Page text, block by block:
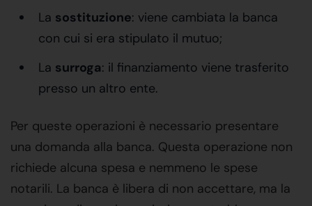
La sostituzione: viene cambiata la banca
con cui si era stipulato il mutuo;
La surroga: il finanziamento viene trasferito
presso un altro ente.
Per queste operazioni è necessario presentare
una domanda alla banca. Questa operazione non
richiede alcuna spesa e nemmeno le spese
notarili. La banca è libera di non accettare, ma la